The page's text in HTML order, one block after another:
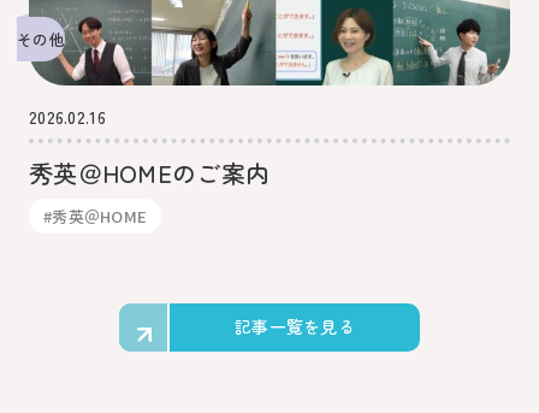
その他
2026.02.16
秀英＠HOMEのご案内
#秀英＠HOME
記事一覧を見る